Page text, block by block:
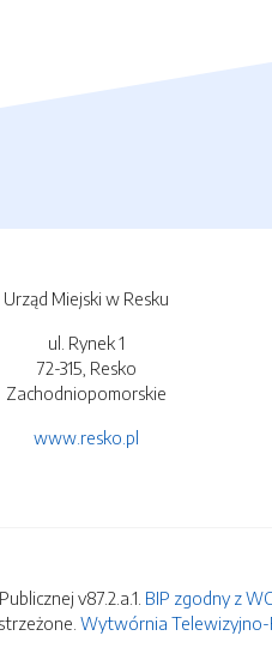
Urząd Miejski w Resku
ul. Rynek 1
72-315, Resko
Zachodniopomorskie
www.resko.pl
v87.2.a.1. BIP zgodny z
Wytwórnia Telewizyjno-